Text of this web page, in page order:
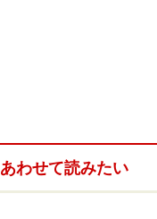
あわせて読みたい